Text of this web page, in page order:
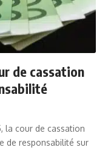
de cassation
la cour de cassation
de responsabilité sur